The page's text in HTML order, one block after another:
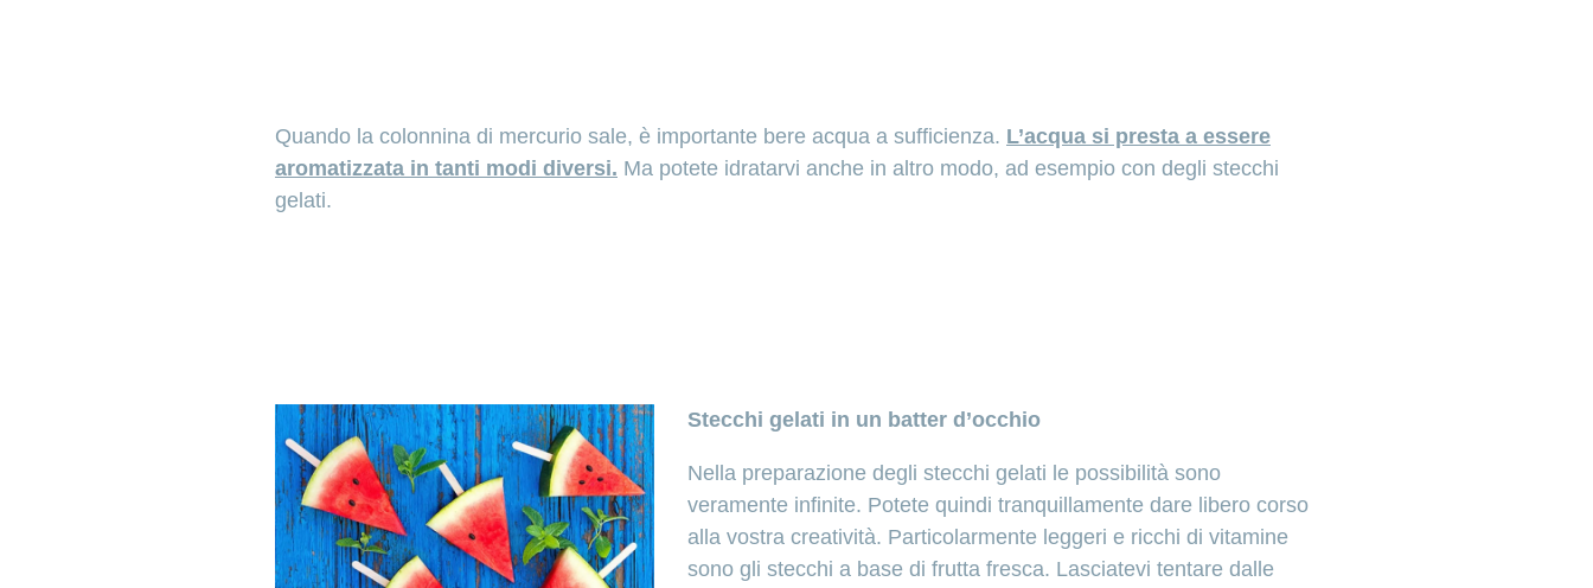
Quando la colonnina di mercurio sale, è importante bere acqua a sufficienza. L’acqua si presta a essere
aromatizzata in tanti modi diversi. Ma potete idratarvi anche in altro modo, ad esempio con degli stecchi
gelati.
Stecchi gelati in un batter d’occhio
Nella preparazione degli stecchi gelati le possibilità sono
veramente infinite. Potete quindi tranquillamente dare libero corso
alla vostra creatività. Particolarmente leggeri e ricchi di vitamine
sono gli stecchi a base di frutta fresca. Lasciatevi tentare dalle